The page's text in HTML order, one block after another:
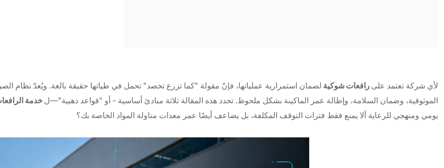
لأي شركة تعتمد علىرافعات شوكية لضمان استمرارية عملياتها، فإنّ مقولة "كما تزرع تحصد" تحمل في طياتها حقيقة بالغة. ويُعدّ نظام
الموثوقية، وضمان السلامة، وإطالة عمر الماكينة بشكل ملحوظ. تحدد هذه المقالة ثلاثة مبادئ أساسية - أو "قواعد ذهبية"—لخدمة
يومي ومنهجي للرعاية ألا يمنع فقط فترات التوقف المكلفة، بل يضاعف أيضًا عمر معدات مناولة المواد الخاصة بك؟